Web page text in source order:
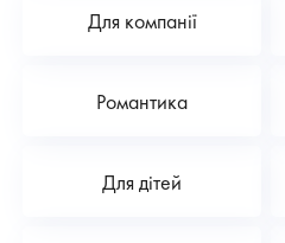
Для компанії
Романтика
Для дітей